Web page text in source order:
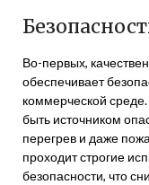
Во-первых,
обеспечивает
коммерческой
быть источником
перегрев и даже
проходит строгие
безопасности, что